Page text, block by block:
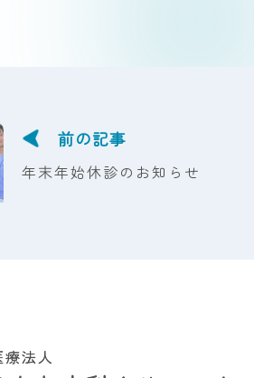
前の記事
年末年始休診のお知らせ